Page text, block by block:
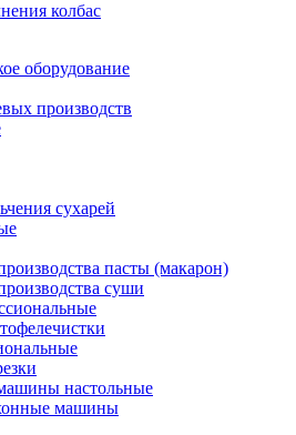
колбас
оборудование
производств
сухарей
пасты (макарон)
суши
настольные
машины